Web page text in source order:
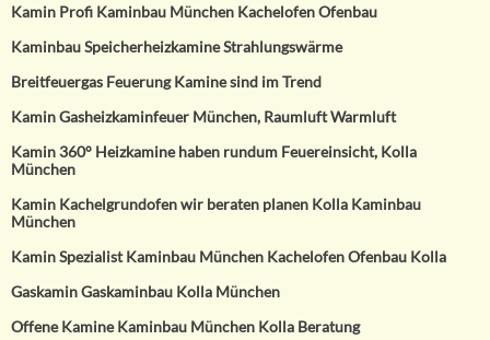
Kamin Profi Kaminbau München Kachelofen Ofenbau
Kaminbau Speicherheizkamine Strahlungswärme
Breitfeuergas Feuerung Kamine sind im Trend
Kamin Gasheizkaminfeuer München, Raumluft Warmluft
Kamin 360° Heizkamine haben rundum Feuereinsicht, Kolla
München
Kamin Kachelgrundofen wir beraten planen Kolla Kaminbau
München
Kamin Spezialist Kaminbau München Kachelofen Ofenbau Kolla
Gaskamin Gaskaminbau Kolla München
Offene Kamine Kaminbau München Kolla Beratung